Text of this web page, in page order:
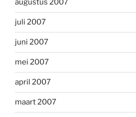
augustus 2007
juli 2007
juni 2007
mei 2007
april 2007
maart 2007